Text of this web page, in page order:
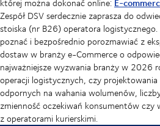
której można dokonać online: E-
Zespół DSV serdecznie zaprasza do
stoiska (nr B26) operatora logistycznego.
poznać i bezpośrednio porozmawiać z
dostaw w branży e-Commerce o
najważniejsze wyzwania branży w 2026
operacji logistycznych, czy
odpornych na wahania wolumenów,
zmienność oczekiwań konsumentów czy
z operatorami kurierskimi.